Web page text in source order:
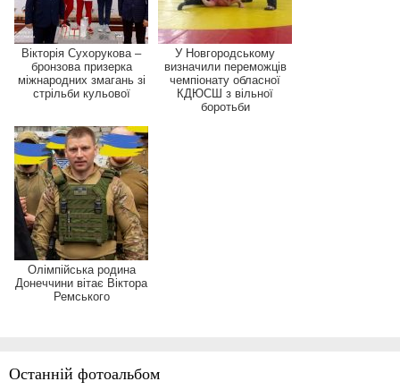
Останній фотоальбом
Вікторія Сухорукова –
бронзова призерка
міжнародних змагань зі
стрільби кульової
У Новгородському
визначили переможців
чемпіонату обласної
КДЮСШ з вільної
боротьби
Олімпійська родина
Донеччини вітає Віктора
Ремського